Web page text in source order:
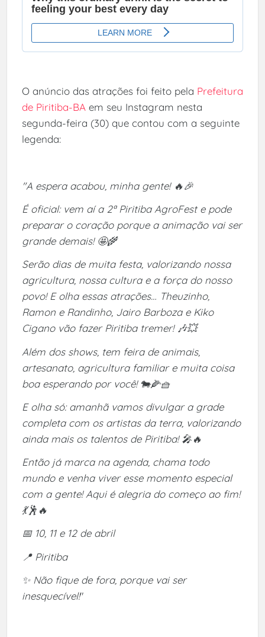
O anúncio das atrações foi feito pela Prefeitura
de Piritiba-BAem seu Instagram nesta
segunda-feira (30) que contou com a seguinte
legenda:
"A espera acabou, minha gente! 🔥🎉
É oficial: vem aí a 2ª Piritiba AgroFest e pode
preparar o coração porque a animação vai ser
grande demais! 🤩🌾
Serão dias de muita festa, valorizando nossa
agricultura, nossa cultura e a força do nosso
povo! E olha essas atrações… Theuzinho,
Ramon e Randinho, Jairo Barboza e Kiko
Cigano vão fazer Piritiba tremer! 🎶💥
Além dos shows, tem feira de animais,
artesanato, agricultura familiar e muita coisa
boa esperando por você! 🐄🌽🧺
E olha só: amanhã vamos divulgar a grade
completa com os artistas da terra, valorizando
ainda mais os talentos de Piritiba! 🎤🔥
Então já marca na agenda, chama todo
mundo e venha viver esse momento especial
com a gente! Aqui é alegria do começo ao fim!
💃🕺🔥
📅 10, 11 e 12 de abril
📍 Piritiba
✨ Não fique de fora, porque vai ser
inesquecível!"